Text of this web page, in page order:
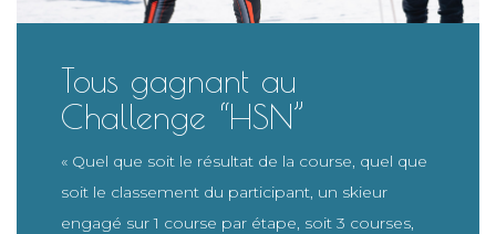
Tous gagnant au
Challenge “HSN”
« Quel que soit le résultat de la course, quel que
soit le classement du participant, un skieur
engagé sur 1 course par étape, soit 3 courses,